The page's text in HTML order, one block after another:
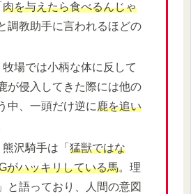
肉を与えたら食べるんじゃ
調教助手に言われるほどの
牧場では小柄な体に反して
が侵入してきた際には他の
中、一頭だけ逆に鹿を追い
熊沢騎手は「猛獣ではな
がハッキリしている馬。理
と語っており、人間の意図